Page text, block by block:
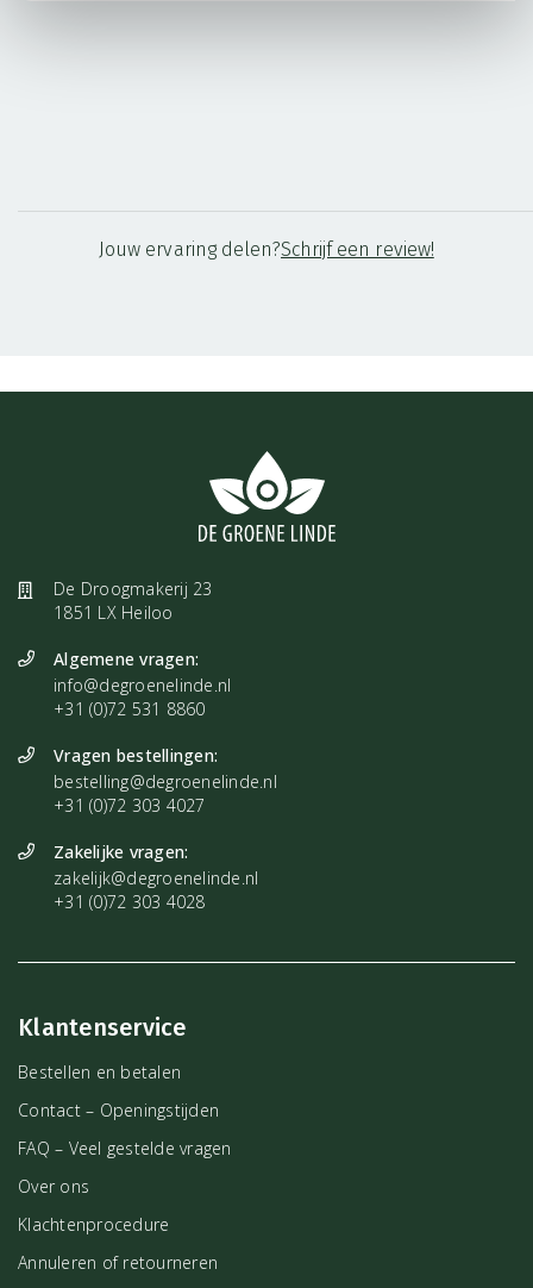
Jouw ervaring delen?Schrijf een review!
De Droogmakerij 23
1851 LX Heiloo
Algemene vragen:
info@degroenelinde.nl
+31 (0)72 531 8860
Vragen bestellingen:
bestelling@degroenelinde.nl
+31 (0)72 303 4027
Zakelijke vragen:
zakelijk@degroenelinde.nl
+31 (0)72 303 4028
Klantenservice
Bestellen en betalen
Contact – Openingstijden
FAQ – Veel gestelde vragen
Over ons
Klachtenprocedure
Annuleren of retourneren